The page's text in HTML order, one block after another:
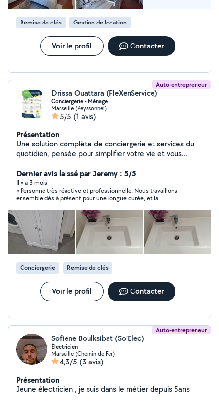
Remise de clés Gestion de location
Voir le profil Contacter
Auto-entrepreneur
Drissa Ouattara (FleXenService)
Conciergerie - Ménage
Marseille (Peyssonnel)
5/5 (1 avis)
Présentation
Une solution complète de conciergerie et services du
quotidien, pensée pour simplifier votre vie et vous
Conciergerie & gestion de logements Ménages réguliers
ou ponctuels Accompagnement administratif
Convoyage de véhicules Aide pour la recherche de
logement ️ Services divers du quotidien Service flexible,
esprit zen. Prestations régulières & ponctuelles.
Marseille Aix Gardanne Vitrolles et alentours
Dernier avis laissé par Jeremy : 5/5
Il y a 3 mois
« Personne très réactive et professionnelle. Nous travaillons
ensemble dès à présent pour une longue durée, et la
Prestataire impliqué, agréable et vraiment pro. Je recommande
sans hésitation. »
Conciergerie Remise de clés
Voir le profil Contacter
Auto-entrepreneur
Sofiene Boulksibat (So’Elec)
Électricien
Marseille (Chemin de Fer)
4,3/5 (3 avis)
Présentation
Jeune électricien , je suis dans le métier depuis 5ans